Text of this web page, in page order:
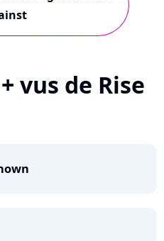
vus de Rise